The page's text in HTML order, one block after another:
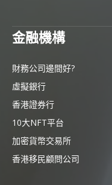
金融機構
財務公司邊間好?
虛擬銀行
香港證券行
10大NFT平台
加密貨幣交易所
香港移民顧問公司